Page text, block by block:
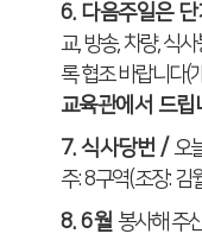
6. 다음주일은
교,방송, 차량,식사
록 협조 바랍니다(
교육관에서 드립
7. 식사당번 / 오
주: 8구역(조장: 김
8. 6월 봉사해 주